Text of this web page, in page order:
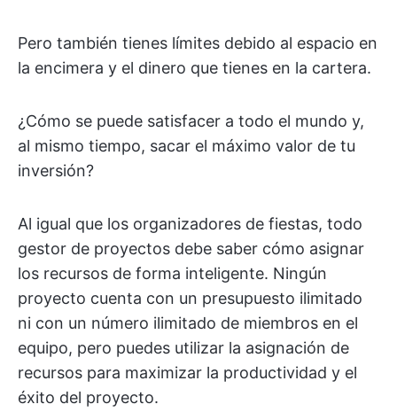
Pero también tienes límites debido al espacio en
la encimera y el dinero que tienes en la cartera.
¿Cómo se puede satisfacer a todo el mundo y,
al mismo tiempo, sacar el máximo valor de tu
inversión?
Al igual que los organizadores de fiestas, todo
gestor de proyectos debe saber cómo asignar
los recursos de forma inteligente. Ningún
proyecto cuenta con un presupuesto ilimitado
ni con un número ilimitado de miembros en el
equipo, pero puedes utilizar la asignación de
recursos para maximizar la productividad y el
éxito del proyecto.